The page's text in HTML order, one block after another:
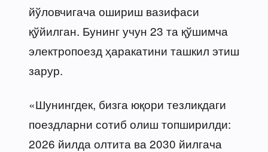
йўловчигача ошириш вазифаси
қўйилган. Бунинг учун 23 та қўшимча
электропоезд ҳаракатини ташкил этиш
зарур.
«Шунингдек, бизга юқори тезликдаги
поездларни сотиб олиш топширилди:
2026 йилда олтита ва 2030 йилгача